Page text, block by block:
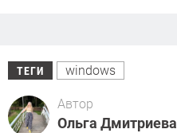
ТЕГИ windows
Автор
Ольга Дмитриева